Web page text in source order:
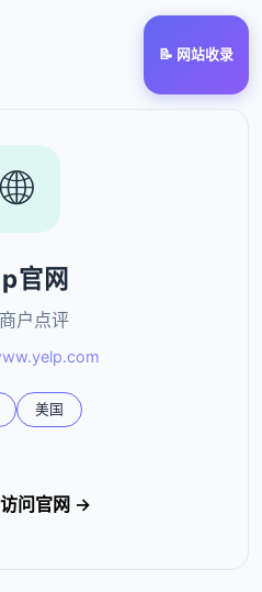
📝 网站收录
🌐
官网
户点评
美国
问官网 →